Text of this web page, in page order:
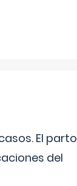
El parto
del